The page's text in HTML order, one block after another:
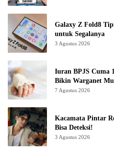
Galaxy Z Fold8
untuk Segalanya
3 Agustus 2026
Iuran BPJS Cuma
Bikin Warganet
7 Agustus 2026
Kacamata Pintar
Bisa Deteksi!
3 Agustus 2026